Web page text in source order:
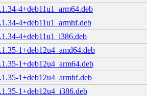
4+deb11u1_arm64.deb
4+deb11u1_armhf.deb
4+deb11u1_i386.deb
1+deb12u4_amd64.deb
1+deb12u4_arm64.deb
1+deb12u4_armhf.deb
1+deb12u4_i386.deb